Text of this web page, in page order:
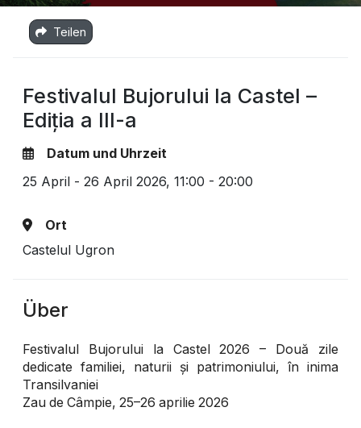
Teilen
Festivalul Bujorului la Castel –
Ediția a III-a
Datum und Uhrzeit
25 April - 26 April 2026, 11:00 - 20:00
Ort
Castelul Ugron
Über
Festivalul Bujorului la Castel 2026 – Două zile
dedicate familiei, naturii și patrimoniului, în inima
Transilvaniei
Zau de Câmpie, 25–26 aprilie 2026